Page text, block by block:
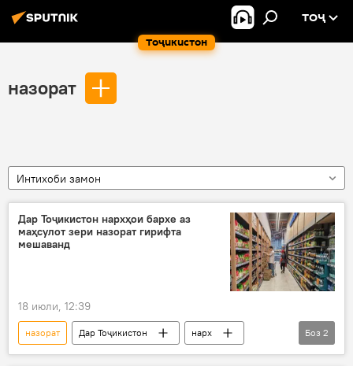
Тоҷикистон
ТОҶ
назорат
Интихоби замон
Дар Тоҷикистон нархҳои бархе аз
маҳсулот зери назорат гирифта
мешаванд
18 июли, 12:39
назорат Дар Тоҷикистон
нарх
маҳсулот
Ҳукумат
Боз 2